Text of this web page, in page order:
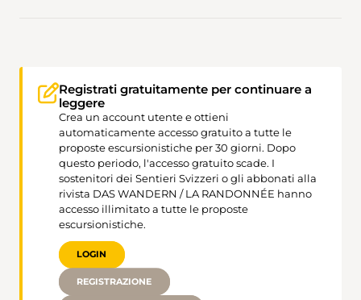
Registrati gratuitamente per continuare a
leggere
Crea un account utente e ottieni
automaticamente accesso gratuito a tutte le
proposte escursionistiche per 30 giorni. Dopo
questo periodo, l'accesso gratuito scade. I
sostenitori dei Sentieri Svizzeri o gli abbonati alla
rivista DAS WANDERN / LA RANDONNÉE hanno
accesso illimitato a tutte le proposte
escursionistiche.
LOGIN
REGISTRAZIONE